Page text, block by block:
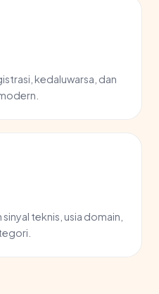
kedaluwarsa, dan
teknis, usia domain,